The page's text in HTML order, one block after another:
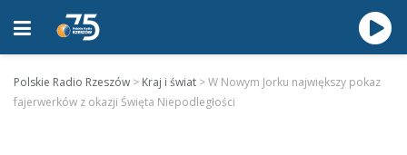
Polskie Radio Rzeszów > Kraj i świat >W Nowym Jorku największy pokaz
fajerwerków z okazji Święta Niepodległości